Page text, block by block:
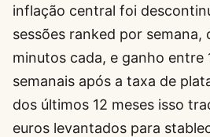
inflação central foi
sessões ranked por semana,
minutos cada, e ganho entre
semanais após a taxa de
dos últimos 12 meses isso
euros levantados para